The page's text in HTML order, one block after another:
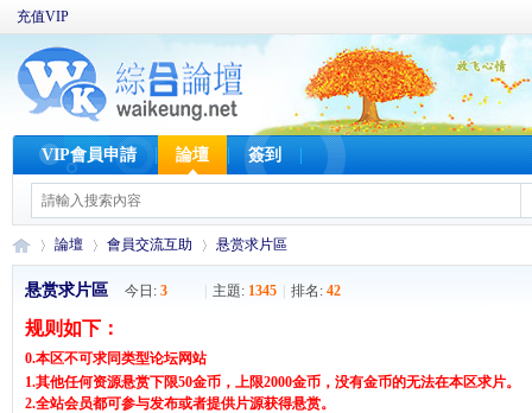
充值VIP
VIP會員申請 論壇 簽到
論壇 會員交流互助 悬赏求片區
悬赏求片區 今日: 3 主題: 1345 排名: 42
规则如下：
0.本区不可求同类型论坛网站
1.其他任何资源悬赏下限50金币，上限2000金币，没有金币的无法在本区求片。
2.全站会员都可参与发布或者提供片源获得悬赏。